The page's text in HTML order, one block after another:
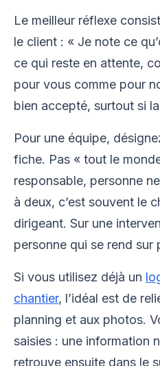
Le meilleur réflexe
le client : « Je note ce
ce qui reste en attente,
pour vous comme pour
bien accepté, surtout si
Pour une équipe,
fiche. Pas « tout le
responsable, personne
à deux, c’est souvent le
dirigeant. Sur une
personne qui se rend sur
Si vous utilisez déjà un
chantier, l’idéal est de
planning et aux photos.
saisies : une information
retrouve ensuite dans le